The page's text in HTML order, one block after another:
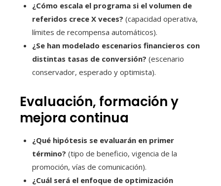
¿Cómo escala el programa si el volumen de
referidos crece X veces? (capacidad operativa,
límites de recompensa automáticos).
¿Se han modelado escenarios financieros con
distintas tasas de conversión? (escenario
conservador, esperado y optimista).
Evaluación, formación y
mejora continua
¿Qué hipótesis se evaluarán en primer
término? (tipo de beneficio, vigencia de la
promoción, vías de comunicación).
¿Cuál será el enfoque de optimización